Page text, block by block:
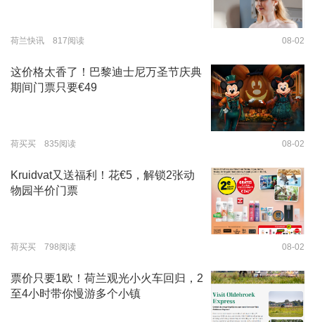
荷兰快讯 817阅读 08-02
这价格太香了！巴黎迪士尼万圣节庆典
期间门票只要€49
荷买买 835阅读 08-02
Kruidvat又送福利！花€5，解锁2张动
物园半价门票
荷买买 798阅读 08-02
票价只要1欧！荷兰观光小火车回归，2
至4小时带你慢游多个小镇